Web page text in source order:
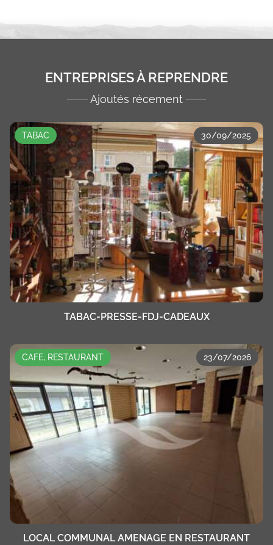
ENTREPRISES À REPRENDRE
Ajoutés récement
TABAC 30/09/2025
TABAC-PRESSE-FDJ-CADEAUX
CAFE, RESTAURANT 23/07/2026
LOCAL COMMUNAL AMENAGE EN RESTAURANT